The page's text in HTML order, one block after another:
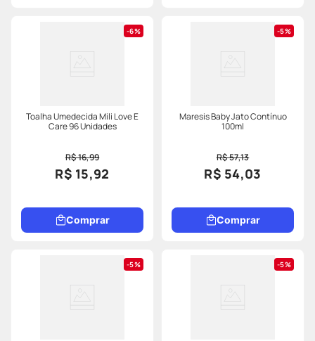
6%
Toalha Umedecida Mili Love E
Care 96 Unidades
R$ 16,99
R$ 15,92
Comprar
5%
Maresis Baby Jato Contínuo
100ml
R$ 57,13
R$ 54,03
Comprar
5% 5%